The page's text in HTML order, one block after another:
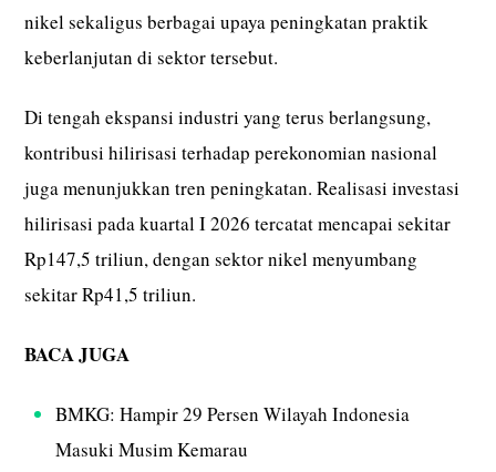
nikel sekaligus berbagai upaya peningkatan praktik
keberlanjutan di sektor tersebut.
Di tengah ekspansi industri yang terus berlangsung,
kontribusi hilirisasi terhadap perekonomian nasional
juga menunjukkan tren peningkatan. Realisasi investasi
hilirisasi pada kuartal I 2026 tercatat mencapai sekitar
Rp147,5 triliun, dengan sektor nikel menyumbang
sekitar Rp41,5 triliun.
BACA JUGA
BMKG: Hampir 29 Persen Wilayah Indonesia
Masuki Musim Kemarau